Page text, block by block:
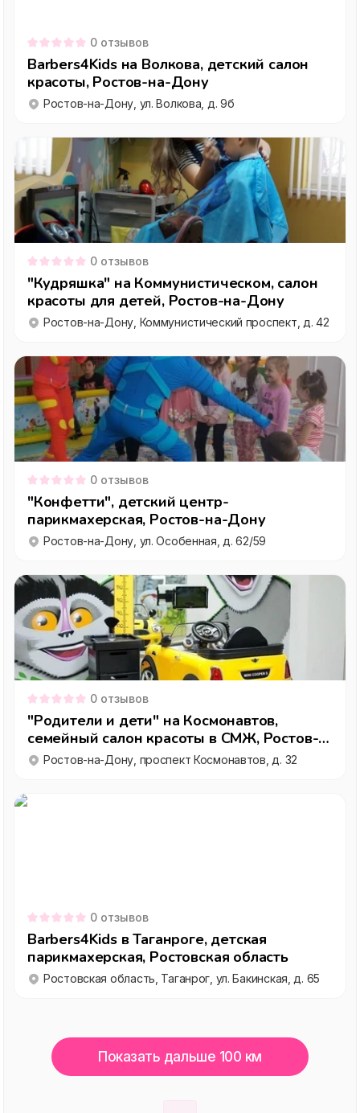
0 отзывов
Barbers4Kids на Волкова, детский салон
красоты, Ростов-на-Дону
Ростов-на-Дону, ул. Волкова, д. 9б
0 отзывов
"Кудряшка" на Коммунистическом, салон
красоты для детей, Ростов-на-Дону
Ростов-на-Дону, Коммунистический проспект, д. 42
0 отзывов
"Конфетти", детский центр-
парикмахерская, Ростов-на-Дону
Ростов-на-Дону, ул. Особенная, д. 62/59
0 отзывов
"Родители и дети" на Космонавтов,
семейный салон красоты в СМЖ, Ростов-
на-Дону
Ростов-на-Дону, проспект Космонавтов, д. 32
0 отзывов
Barbers4Kids в Таганроге, детская
парикмахерская, Ростовская область
Ростовская область, Таганрог, ул. Бакинская, д. 65
Показать дальше 100 км